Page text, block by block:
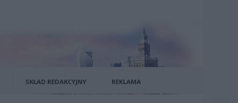
SKŁAD REDAKCYJNY REKLAMA